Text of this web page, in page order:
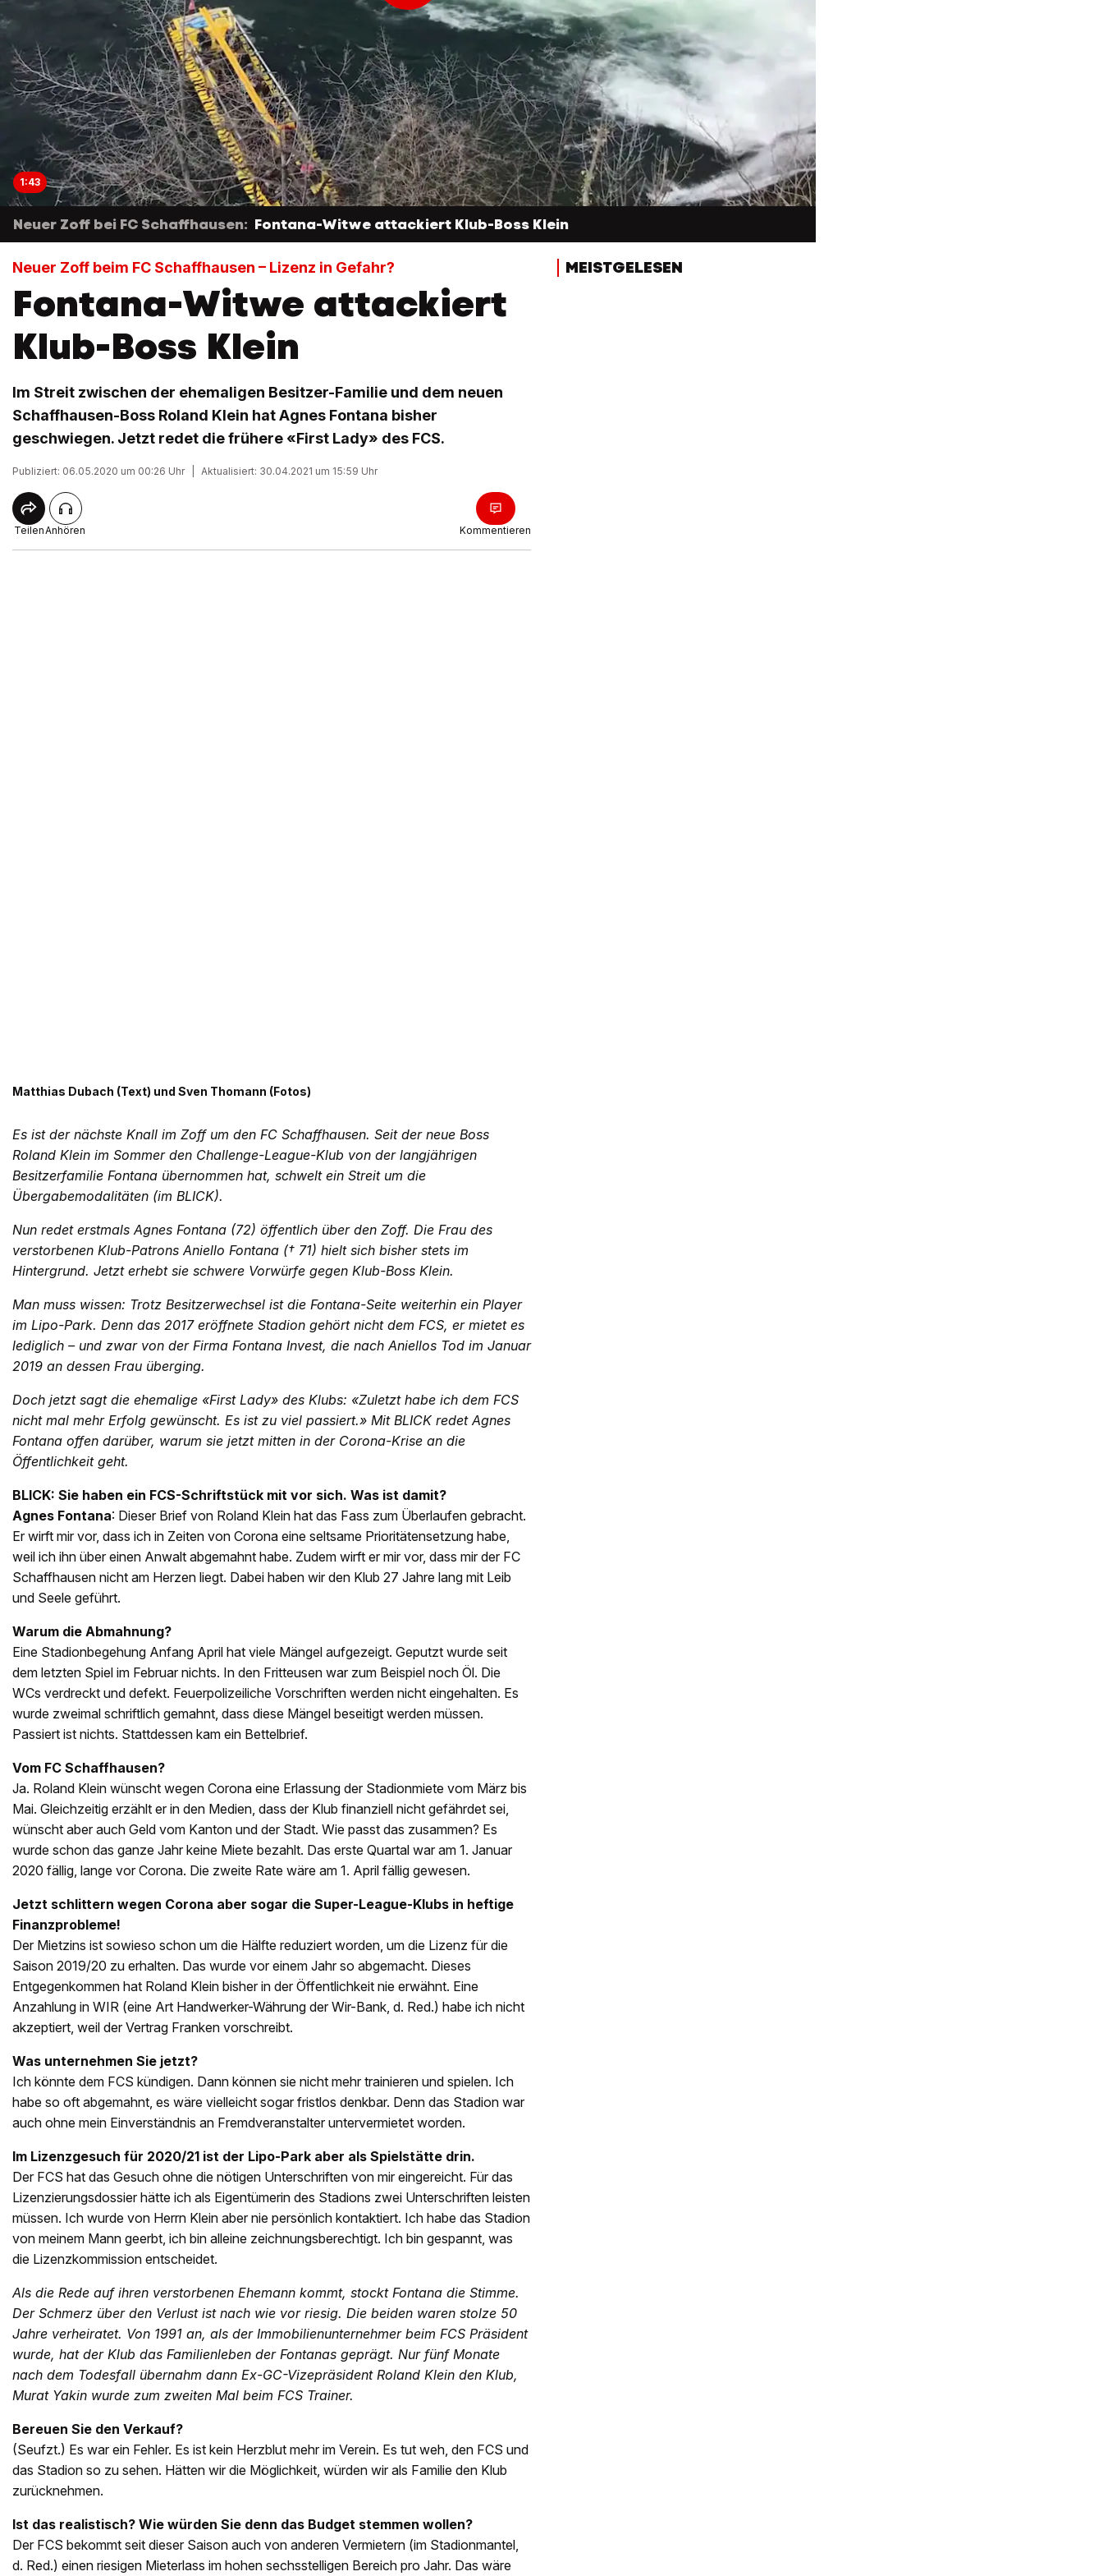
1:43
Neuer Zoff bei FC Schaffhausen: Fontana-Witwe attackiert Klub-Boss Klein
Neuer Zoff beim FC Schaffhausen – Lizenz in Gefahr?
Fontana-Witwe attackiert
Klub-Boss Klein
Im Streit zwischen der ehemaligen Besitzer-Familie und dem neuen
Schaffhausen-Boss Roland Klein hat Agnes Fontana bisher
geschwiegen. Jetzt redet die frühere «First Lady» des FCS.
Publiziert: 06.05.2020 um 00:26 Uhr Aktualisiert: 30.04.2021 um 15:59 Uhr
TeilenAnhören Kommentieren
Matthias Dubach (Text) und Sven Thomann (Fotos)
Es ist der nächste Knall im Zoff um den FC Schaffhausen. Seit der neue Boss
Roland Klein im Sommer den Challenge-League-Klub von der langjährigen
Besitzerfamilie Fontana übernommen hat, schwelt ein Streit um die
Übergabemodalitäten (im BLICK).
Nun redet erstmals Agnes Fontana (72) öffentlich über den Zoff. Die Frau des
verstorbenen Klub-Patrons Aniello Fontana († 71) hielt sich bisher stets im
Hintergrund. Jetzt erhebt sie schwere Vorwürfe gegen Klub-Boss Klein.
Man muss wissen: Trotz Besitzerwechsel ist die Fontana-Seite weiterhin ein Player
im Lipo-Park. Denn das 2017 eröffnete Stadion gehört nicht dem FCS, er mietet es
lediglich – und zwar von der Firma Fontana Invest, die nach Aniellos Tod im Januar
2019 an dessen Frau überging.
Doch jetzt sagt die ehemalige «First Lady» des Klubs: «Zuletzt habe ich dem FCS
nicht mal mehr Erfolg gewünscht. Es ist zu viel passiert.» Mit BLICK redet Agnes
Fontana offen darüber, warum sie jetzt mitten in der Corona-Krise an die
Öffentlichkeit geht.
BLICK: Sie haben ein FCS-Schriftstück mit vor sich. Was ist damit?
Agnes Fontana: Dieser Brief von Roland Klein hat das Fass zum Überlaufen gebracht.
Er wirft mir vor, dass ich in Zeiten von Corona eine seltsame Prioritätensetzung habe,
weil ich ihn über einen Anwalt abgemahnt habe. Zudem wirft er mir vor, dass mir der FC
Schaffhausen nicht am Herzen liegt. Dabei haben wir den Klub 27 Jahre lang mit Leib
und Seele geführt.
Warum die Abmahnung?
Eine Stadionbegehung Anfang April hat viele Mängel aufgezeigt. Geputzt wurde seit
dem letzten Spiel im Februar nichts. In den Fritteusen war zum Beispiel noch Öl. Die
WCs verdreckt und defekt. Feuerpolizeiliche Vorschriften werden nicht eingehalten. Es
wurde zweimal schriftlich gemahnt, dass diese Mängel beseitigt werden müssen.
Passiert ist nichts. Stattdessen kam ein Bettelbrief.
Vom FC Schaffhausen?
Ja. Roland Klein wünscht wegen Corona eine Erlassung der Stadionmiete vom März bis
Mai. Gleichzeitig erzählt er in den Medien, dass der Klub finanziell nicht gefährdet sei,
wünscht aber auch Geld vom Kanton und der Stadt. Wie passt das zusammen? Es
wurde schon das ganze Jahr keine Miete bezahlt. Das erste Quartal war am 1. Januar
2020 fällig, lange vor Corona. Die zweite Rate wäre am 1. April fällig gewesen.
Jetzt schlittern wegen Corona aber sogar die Super-League-Klubs in heftige
Finanzprobleme!
Der Mietzins ist sowieso schon um die Hälfte reduziert worden, um die Lizenz für die
Saison 2019/20 zu erhalten. Das wurde vor einem Jahr so abgemacht. Dieses
Entgegenkommen hat Roland Klein bisher in der Öffentlichkeit nie erwähnt. Eine
Anzahlung in WIR (eine Art Handwerker-Währung der Wir-Bank, d. Red.) habe ich nicht
akzeptiert, weil der Vertrag Franken vorschreibt.
Was unternehmen Sie jetzt?
Ich könnte dem FCS kündigen. Dann können sie nicht mehr trainieren und spielen. Ich
habe so oft abgemahnt, es wäre vielleicht sogar fristlos denkbar. Denn das Stadion war
auch ohne mein Einverständnis an Fremdveranstalter untervermietet worden.
Im Lizenzgesuch für 2020/21 ist der Lipo-Park aber als Spielstätte drin.
Der FCS hat das Gesuch ohne die nötigen Unterschriften von mir eingereicht. Für das
Lizenzierungsdossier hätte ich als Eigentümerin des Stadions zwei Unterschriften leisten
müssen. Ich wurde von Herrn Klein aber nie persönlich kontaktiert. Ich habe das Stadion
von meinem Mann geerbt, ich bin alleine zeichnungsberechtigt. Ich bin gespannt, was
die Lizenzkommission entscheidet.
Als die Rede auf ihren verstorbenen Ehemann kommt, stockt Fontana die Stimme.
Der Schmerz über den Verlust ist nach wie vor riesig. Die beiden waren stolze 50
Jahre verheiratet. Von 1991 an, als der Immobilienunternehmer beim FCS Präsident
wurde, hat der Klub das Familienleben der Fontanas geprägt. Nur fünf Monate
nach dem Todesfall übernahm dann Ex-GC-Vizepräsident Roland Klein den Klub,
Murat Yakin wurde zum zweiten Mal beim FCS Trainer.
Bereuen Sie den Verkauf?
(Seufzt.) Es war ein Fehler. Es ist kein Herzblut mehr im Verein. Es tut weh, den FCS und
das Stadion so zu sehen. Hätten wir die Möglichkeit, würden wir als Familie den Klub
zurücknehmen.
Ist das realistisch? Wie würden Sie denn das Budget stemmen wollen?
Der FCS bekommt seit dieser Saison auch von anderen Vermietern (im Stadionmantel,
d. Red.) einen riesigen Mieterlass im hohen sechsstelligen Bereich pro Jahr. Das wäre
MEISTGELESEN